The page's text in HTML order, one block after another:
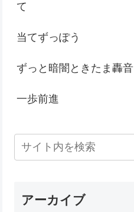
て
当てずっぽう
ずっと暗闇ときたま轟音
一歩前進
アーカイブ